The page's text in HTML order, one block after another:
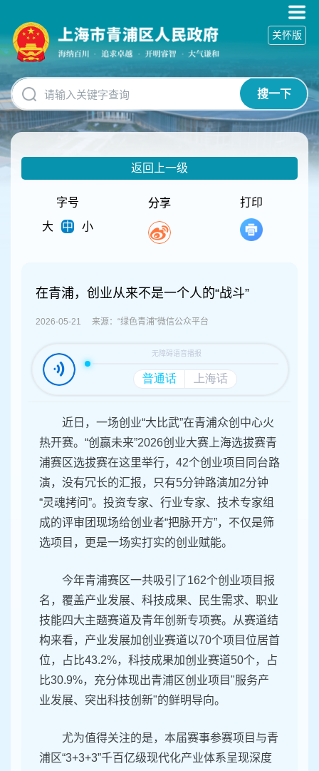
碍
操
明
跳
转
到
网
搜一下
关怀版
返回上一级
字号
大
中 小
分享 打印
在青浦，创业从来不是一个人的“战斗”
2026-05-21 来源：“绿色青浦”微信公众平台
近日，一场创业“大比武”在青浦众创中心火
热开赛。“创赢未来”2026创业大赛上海选拔赛青
浦赛区选拔赛在这里举行，42个创业项目同台路
演，没有冗长的汇报，只有5分钟路演加2分钟
“灵魂拷问”。投资专家、行业专家、技术专家组
成的评审团现场给创业者“把脉开方”，不仅是筛
选项目，更是一场实打实的创业赋能。
今年青浦赛区一共吸引了162个创业项目报
名，覆盖产业发展、科技成果、民生需求、职业
技能四大主题赛道及青年创新专项赛。从赛道结
构来看，产业发展加创业赛道以70个项目位居首
位，占比43.2%，科技成果加创业赛道50个，占
比30.9%，充分体现出青浦区创业项目"服务产
业发展、突出科技创新"的鲜明导向。
尤为值得关注的是，本届赛事参赛项目与青
浦区“3+3+3”千百亿级现代化产业体系呈现深度